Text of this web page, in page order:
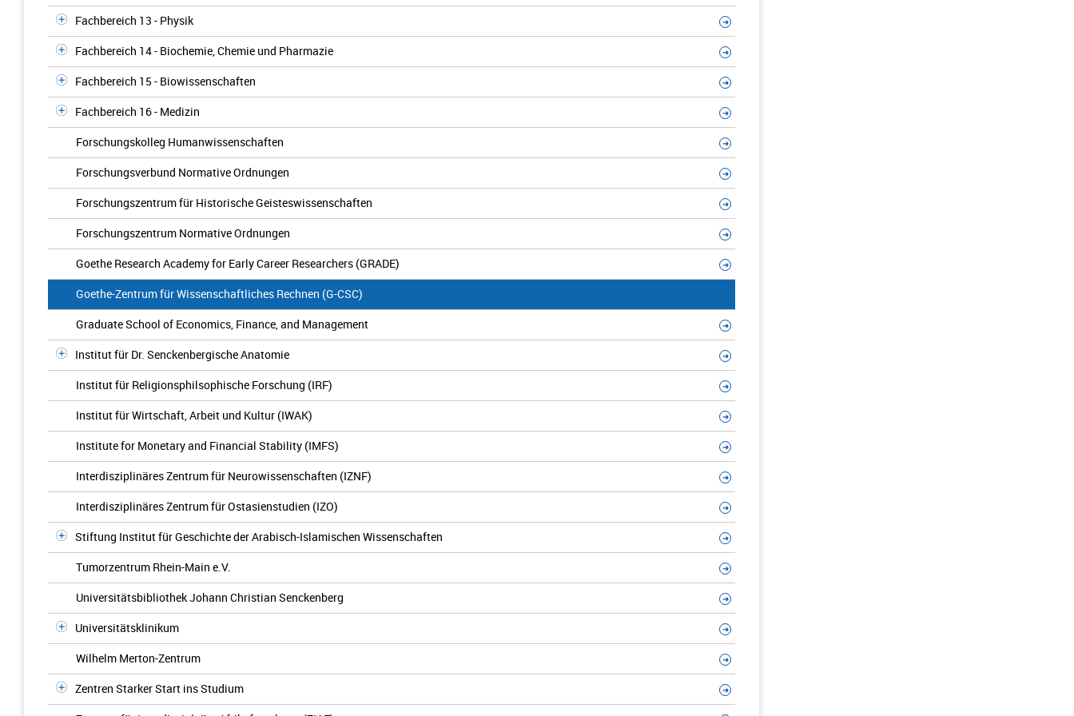
Fachbereich 13 - Physik
Fachbereich 14 - Biochemie, Chemie und Pharmazie
Fachbereich 15 - Biowissenschaften
Fachbereich 16 - Medizin
Forschungskolleg Humanwissenschaften
Forschungsverbund Normative Ordnungen
Forschungszentrum für Historische Geisteswissenschaften
Forschungszentrum Normative Ordnungen
Goethe Research Academy for Early Career Researchers (GRADE)
Goethe-Zentrum für Wissenschaftliches Rechnen (G-CSC)
Graduate School of Economics, Finance, and Management
Institut für Dr. Senckenbergische Anatomie
Institut für Religionsphilsophische Forschung (IRF)
Institut für Wirtschaft, Arbeit und Kultur (IWAK)
Institute for Monetary and Financial Stability (IMFS)
Interdisziplinäres Zentrum für Neurowissenschaften (IZNF)
Interdisziplinäres Zentrum für Ostasienstudien (IZO)
Stiftung Institut für Geschichte der Arabisch-Islamischen Wissenschaften
Tumorzentrum Rhein-Main e.V.
Universitätsbibliothek Johann Christian Senckenberg
Universitätsklinikum
Wilhelm Merton-Zentrum
Zentren Starker Start ins Studium